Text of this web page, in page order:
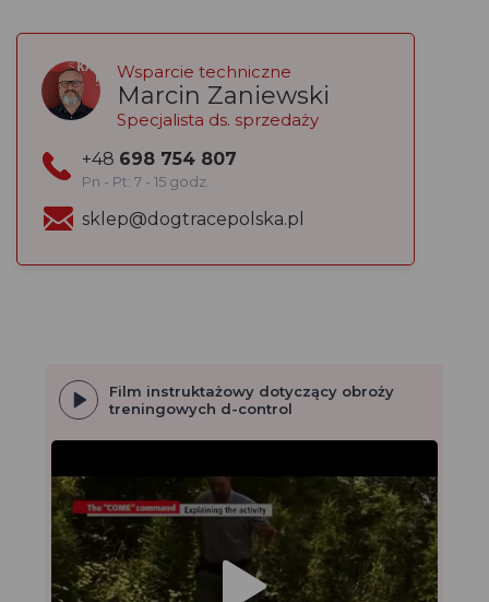
Wsparcie techniczne
Marcin Zaniewski
Specjalista ds. sprzedaży
+48 698 754 807
Pn - Pt: 7 - 15 godz.
sklep@dogtracepolska.pl
Film instruktażowy dotyczący obroży
treningowych d-control